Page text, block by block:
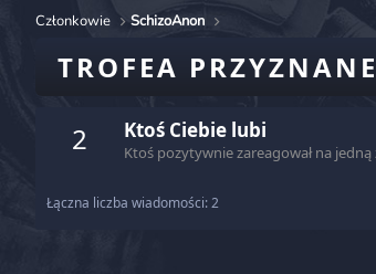
Członkowie SchizoAnon
TROFEA
2
Ktoś Ciebie lubi
Ktoś pozytywnie zareagował na
Łączna liczba wiadomości: 2